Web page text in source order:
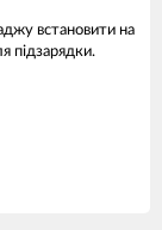
встановити на
підзарядки.